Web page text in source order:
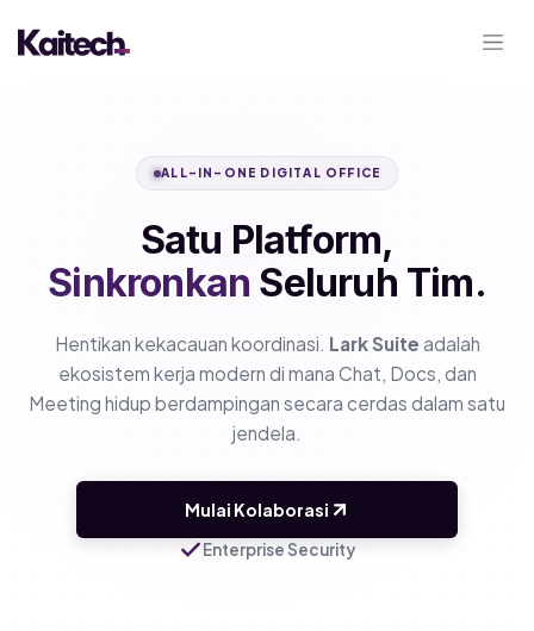
ALL-IN-ONE DIGITAL OFFICE
Satu Platform,
Sinkronkan Seluruh Tim.
Hentikan kekacauan koordinasi. Lark Suite adalah
ekosistem kerja modern di mana Chat, Docs, dan
Meeting hidup berdampingan secara cerdas dalam satu
jendela.
Mulai Kolaborasi
Enterprise Security